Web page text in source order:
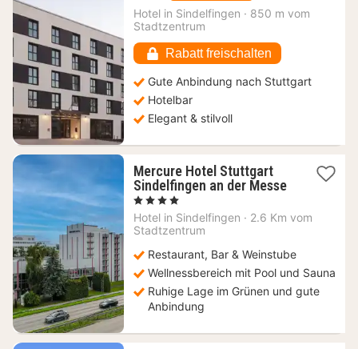
74
Hotel in Sindelfingen · 850 m vom
Stadtzentrum
Rabatt freischalten
Gute Anbindung nach Stuttgart
Hotelbar
Elegant & stilvoll
Mercure Hotel Stuttgart
Sindelfingen an der Messe
1
Nacht
ab
€
, 4 Sterne
Hotel in Sindelfingen · 2.6 Km vom
Stadtzentrum
Restaurant, Bar & Weinstube
Wellnessbereich mit Pool und Sauna
Ruhige Lage im Grünen und gute
Anbindung